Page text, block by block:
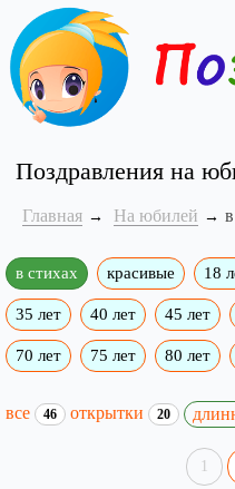
Поздравления на
Главная На юбилей
в стихах красивые 18
35 лет 40 лет 45 лет
70 лет 75 лет 80 лет
все 46 открытки 20
1